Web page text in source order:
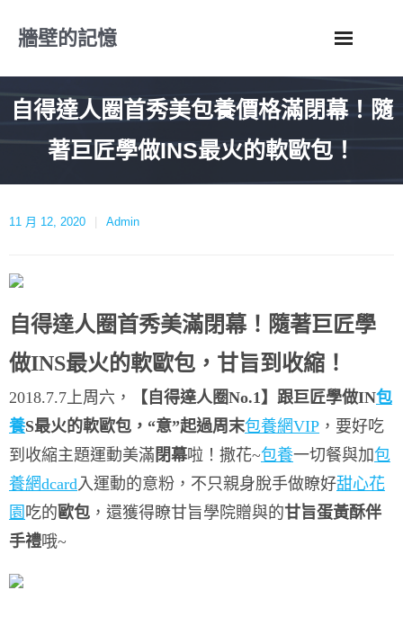
牆壁的記憶
自得達人圈首秀美包養價格滿閉幕！隨
著巨匠學做INS最火的軟歐包！
11 月 12, 2020 Admin
自得達人圈首秀美滿閉幕！ 隨著巨匠學
做INS最火的軟歐包，甘旨到收縮！
2018.7.7上周六， 【自得達人圈No.1】跟巨匠學做IN包
養S最火的軟歐包， “意”起過周末包養網VIP ， 要好吃
到收縮主題運動美滿 閉幕啦！撒花~包養一切餐與加包
養網dcard入運動的意粉， 不只親身脫手做瞭好甜心花
園 吃的歐包 ， 還獲得瞭甘旨學院贈與的甘旨蛋黃酥伴
手禮哦~